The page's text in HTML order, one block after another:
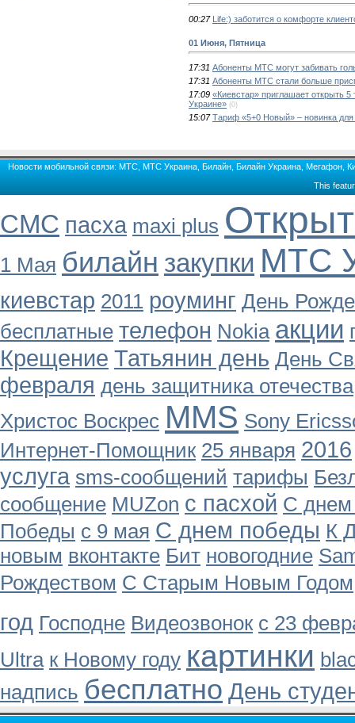
00:27 Life:) заботится о комфорте
01 Июня, Пятница
17:31 Абоненты МТС могут забивать
17:31 Абоненты МТС стали больше
17:09 «Киевстар» приглашает открыть
Украине» (0)
15:07 Тариф «5+0 Новый» – новинка для
Новости мобильной связи: МТС, МТС Украина, Билайн, Билайн Украина, Мегафон,
This
СМС пасха maxi plus
1 Мая билайн закупки МТС
киевстар 2011 роуминг День
бесплатные телефон Nokia акции
Крещение Татьянин день День
февраля день защитника отечества
Христос Воскрес MMS Sony
Интернет-Помощник 25 января 2016
услуга sms-сообщений тарифы
сообщение MUZon с пасхой С днем
Победы с 9 мая С днем победы К
новым вконтакте Бит новогодние
Рождеством С Старым Новым Годом
год Господне Видеозвонок с 23
Ultra к Новому году картинки
надпись бесплатно День